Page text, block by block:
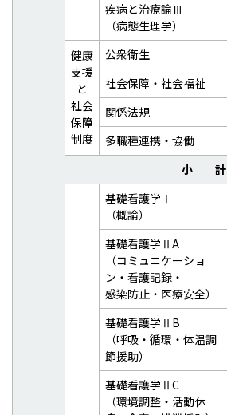
疾病と治療論Ⅲ
（病態生理学）
健康
支援
と
社会
保障
制度
公衆衛生
社会保障・社会福祉
関係法規
多職種連携・協働
小 計
基礎看護学Ⅰ
（概論）
基礎看護学ⅡA
（コミュニケーショ
ン・看護記録・
感染防止・医療安全）
基礎看護学ⅡB
（呼吸・循環・体温調
節援助）
基礎看護学ⅡC
（環境調整・活動休